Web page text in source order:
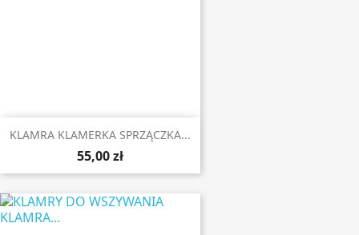
KLAMRA KLAMERKA SPRZĄCZKA...
55,00 zł